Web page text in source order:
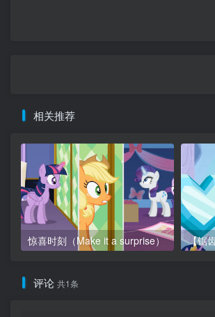
相关推荐
惊喜时刻（Make it a surprise）
评论 共1条